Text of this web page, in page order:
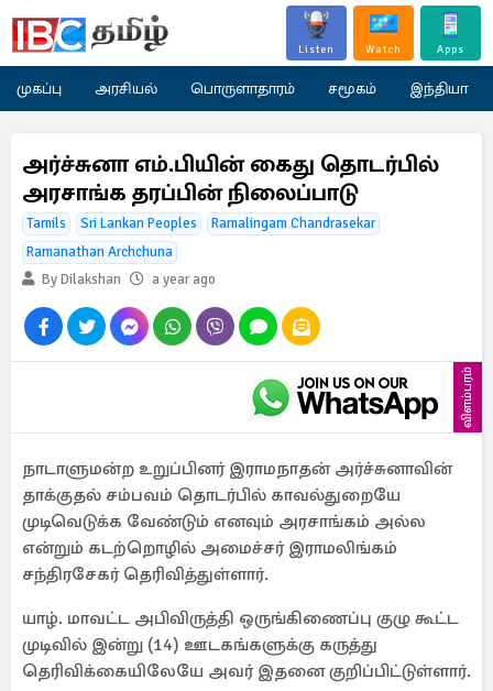
Listen Watch Apps
முகப்பு அரசியல் பொருளாதாரம் சமூகம் இந்தியா
அர்ச்சுனா எம்.பியின் கைது தொடர்பில்
அரசாங்க தரப்பின் நிலைப்பாடு
Tamils Sri Lankan Peoples
Ramalingam Chandrasekar
Ramanathan Archchuna
By Dilakshan
a year ago
விளம்பரம்
நாடாளுமன்ற உறுப்பினர் இராமநாதன் அர்ச்சுனாவின்
தாக்குதல் சம்பவம் தொடர்பில் காவல்துறையே
முடிவெடுக்க வேண்டும் எனவும் அரசாங்கம் அல்ல
என்றும் கடற்றொழில் அமைச்சர் இராமலிங்கம்
சந்திரசேகர் தெரிவித்துள்ளார்.
யாழ். மாவட்ட அபிவிருத்தி ஒருங்கிணைப்பு குழு கூட்ட
முடிவில் இன்று (14) ஊடகங்களுக்கு கருத்து
தெரிவிக்கையிலேயே அவர் இதனை குறிப்பிட்டுள்ளார்.